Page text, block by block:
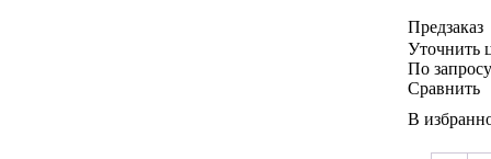
Предзаказ
Уточнить
По запросу
Сравнить
В